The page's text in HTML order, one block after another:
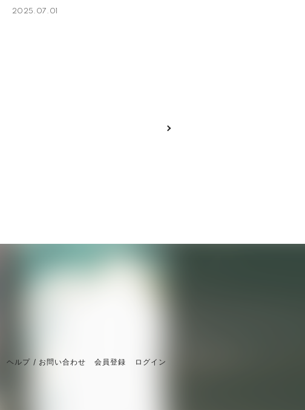
2025.07.01
ヘルプ / お問い合わせ 会員登録 ログイン